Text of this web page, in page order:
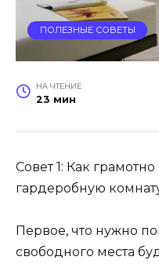
ПОЛЕЗНЫЕ СОВЕТЫ
НА ЧТЕНИЕ
23 мин
Совет 1: Как
гардеробную
Первое, что нужно
свободного места